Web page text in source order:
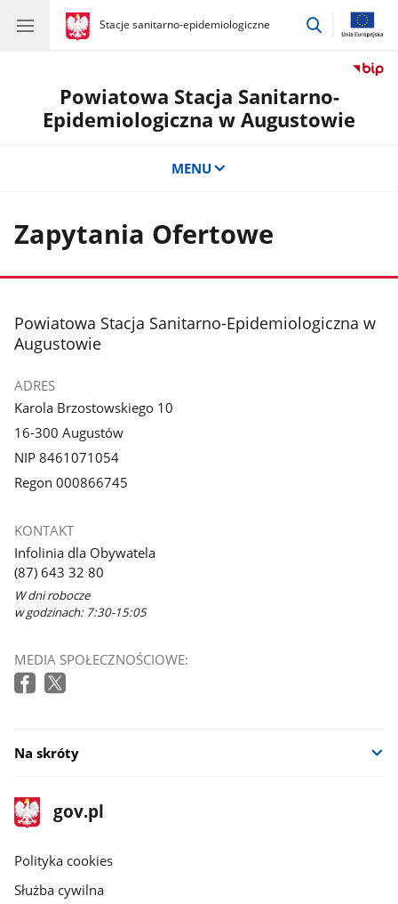
gov.pl
Stacje sanitarno-epidemiologiczne
gov.pl
Stacje
przejdź
Powiatowa Stacja Sanitarno-
Epidemiologiczna w Augustowie
MENU
Zapytania Ofertowe
stopka
Powiatowa Stacja Sanitarno-Epidemiologiczna w
Augustowie
ADRES
Karola Brzostowskiego 10
16-300 Augustów
NIP 8461071054
Regon 000866745
KONTAKT
Infolinia dla Obywatela
(87) 643 32 80
W dni robocze
w godzinach: 7:30-15:05
MEDIA SPOŁECZNOŚCIOWE:
Na skróty
stopka
gov.pl
Strona
gov.pl
gov.pl
Polityka cookies
Służba cywilna